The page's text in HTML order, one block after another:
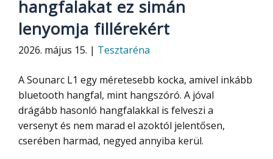
hangfalakat ez simán
lenyomja fillérekért
2026. május 15. | Tesztaréna
A Sounarc L1 egy méretesebb kocka, amivel inkább
bluetooth hangfal, mint hangszóró. A jóval
drágább hasonló hangfalakkal is felveszi a
versenyt és nem marad el azoktól jelentősen,
cserében harmad, negyed annyiba kerül.